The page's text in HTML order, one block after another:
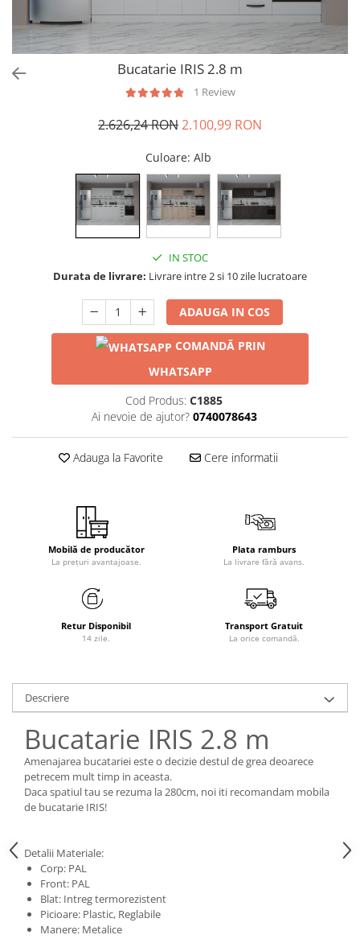
Bucatarie IRIS 2.8 m
1 Review
2.626,24 RON2.100,99 RON
Culoare: Alb
IN STOC
Durata de livrare: Livrare intre 2 si 10 zile lucratoare
ADAUGA IN COS
COMANDĂ PRIN
WHATSAPP
Cod Produs: C1885
Ai nevoie de ajutor? 0740078643
Adauga la Favorite Cere informatii
Mobilă de producător
La prețuri avantajoase.
Plata ramburs
La livrare fără avans.
Retur Disponibil
14 zile.
Transport Gratuit
La orice comandă.
Descriere
Bucatarie IRIS 2.8 m
Amenajarea bucatariei este o decizie destul de grea deoarece
petrecem mult timp in aceasta.
Daca spatiul tau se rezuma la 280cm, noi iti recomandam mobila
de bucatarie IRIS!
Detalii Materiale:
Corp: PAL
Front: PAL
Blat: Intreg termorezistent
Picioare: Plastic, Reglabile
Manere: Metalice